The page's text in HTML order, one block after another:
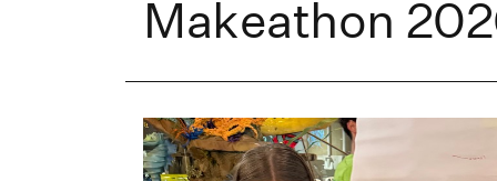
Makeathon